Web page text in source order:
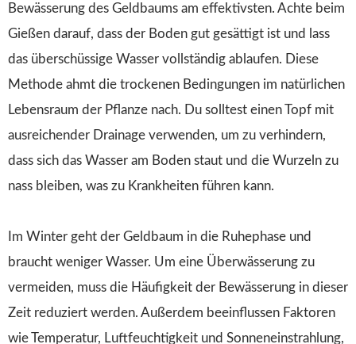
Bewässerung des Geldbaums am effektivsten. Achte beim
Gießen darauf, dass der Boden gut gesättigt ist und lass
das überschüssige Wasser vollständig ablaufen. Diese
Methode ahmt die trockenen Bedingungen im natürlichen
Lebensraum der Pflanze nach. Du solltest einen Topf mit
ausreichender Drainage verwenden, um zu verhindern,
dass sich das Wasser am Boden staut und die Wurzeln zu
nass bleiben, was zu Krankheiten führen kann.
Im Winter geht der Geldbaum in die Ruhephase und
braucht weniger Wasser. Um eine Überwässerung zu
vermeiden, muss die Häufigkeit der Bewässerung in dieser
Zeit reduziert werden. Außerdem beeinflussen Faktoren
wie Temperatur, Luftfeuchtigkeit und Sonneneinstrahlung,